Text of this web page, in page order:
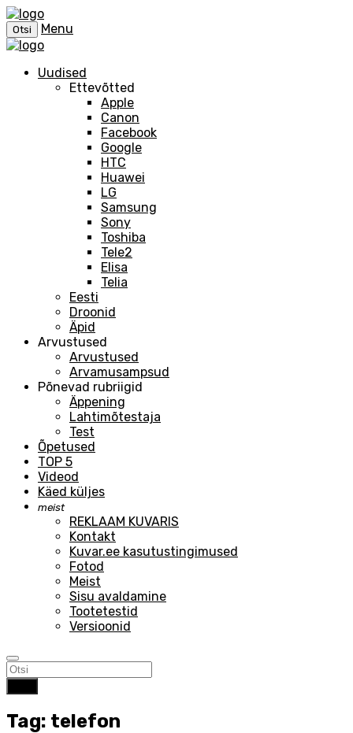
Otsi Menu
Uudised
Ettevõtted
Apple
Canon
Facebook
Google
HTC
Huawei
LG
Samsung
Sony
Toshiba
Tele2
Elisa
Telia
Eesti
Droonid
Äpid
Arvustused
Arvustused
Arvamusampsud
Põnevad rubriigid
Äppening
Lahtimõtestaja
Test
Õpetused
TOP 5
Videod
Käed küljes
meist
REKLAAM KUVARIS
Kontakt
Kuvar.ee kasutustingimused
Fotod
Meist
Sisu avaldamine
Tootetestid
Versioonid
Tag: telefon